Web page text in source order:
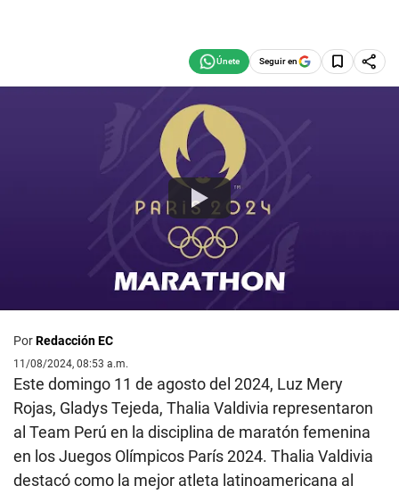
Seguir en
PorRedacción EC
11/08/2024, 08:53 a.m.
Este domingo 11 de agosto del 2024, Luz Mery
Rojas, Gladys Tejeda, Thalia Valdivia representaron
al Team Perú en la disciplina de maratón femenina
en los Juegos Olímpicos París 2024. Thalia Valdivia
destacó como la mejor atleta latinoamericana al